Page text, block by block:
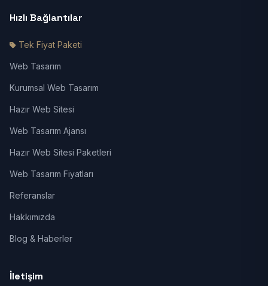
Hızlı Bağlantılar
Tek Fiyat Paketi
Web Tasarım
Kurumsal Web Tasarım
Hazır Web Sitesi
Web Tasarım Ajansı
Hazır Web Sitesi Paketleri
Web Tasarım Fiyatları
Referanslar
Hakkımızda
Blog & Haberler
İletişim